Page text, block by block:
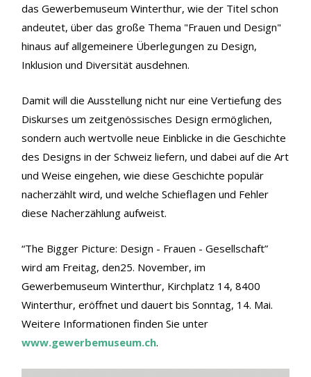
das Gewerbemuseum Winterthur, wie der Titel schon
andeutet, über das große Thema "Frauen und Design"
hinaus auf allgemeinere Überlegungen zu Design,
Inklusion und Diversität ausdehnen.
Damit will die Ausstellung nicht nur eine Vertiefung des
Diskurses um zeitgenössisches Design ermöglichen,
sondern auch wertvolle neue Einblicke in die Geschichte
des Designs in der Schweiz liefern, und dabei auf die Art
und Weise eingehen, wie diese Geschichte populär
nacherzählt wird, und welche Schieflagen und Fehler
diese Nacherzählung aufweist.
“The Bigger Picture: Design - Frauen - Gesellschaft”
wird am Freitag, den25. November, im
Gewerbemuseum Winterthur, Kirchplatz 14, 8400
Winterthur, eröffnet und dauert bis Sonntag, 14. Mai.
Weitere Informationen finden Sie unter
www.gewerbemuseum.ch.